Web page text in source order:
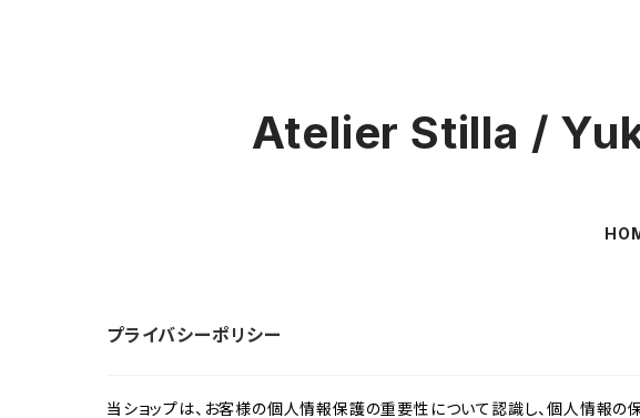
Atelier Stilla /
プライバシーポリシー
当ショップは、お客様の個人情報保護の重要性について認識し、個人情報の